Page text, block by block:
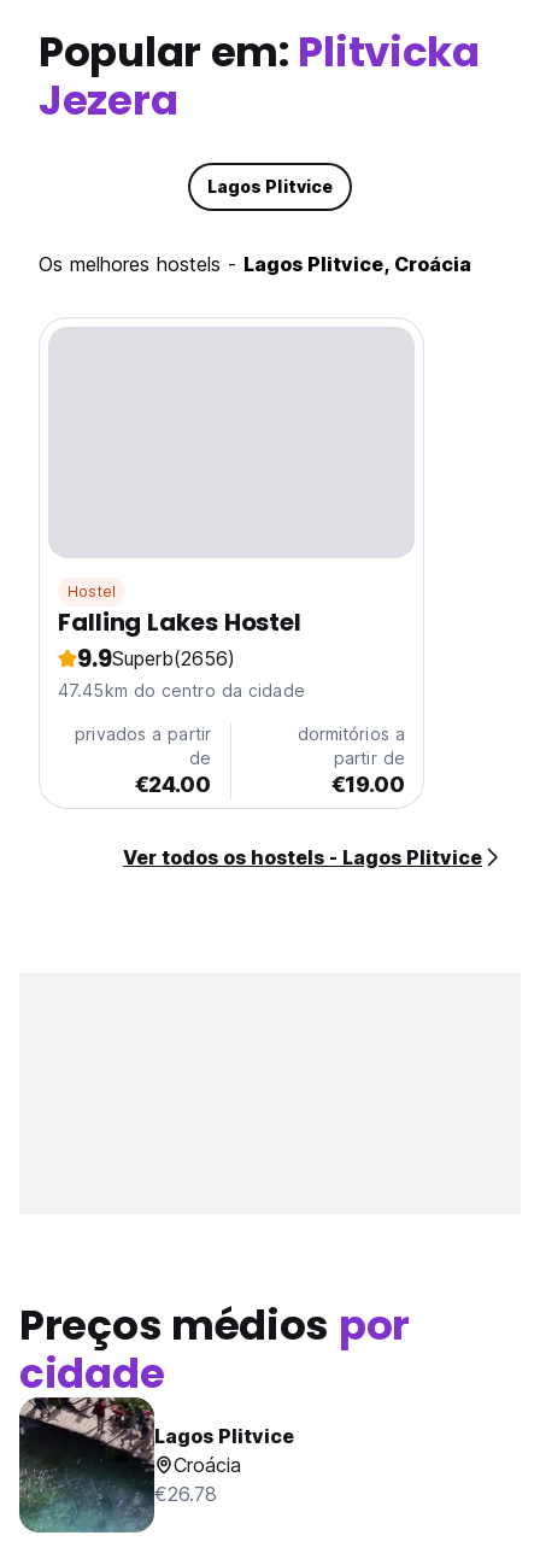
Popular em: Plitvicka
Jezera
Lagos Plitvice
Os melhores hostels - Lagos Plitvice, Croácia
Hostel
Falling Lakes Hostel
9.9Superb(2656)
47.45km do centro da cidade
privados a partir
de
€24.00
dormitórios a
partir de
€19.00
Ver todos os hostels - Lagos Plitvice
Preços médios por
cidade
Lagos Plitvice
Croácia
€26.78